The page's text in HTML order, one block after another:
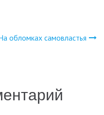
обломках самовластья